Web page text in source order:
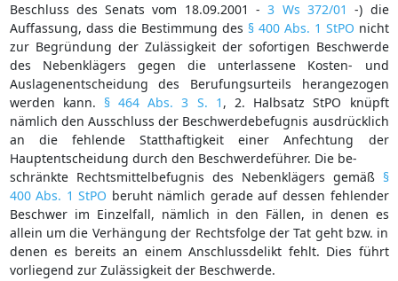
Beschluss des Senats vom 18.09.2001 -3 Ws 372/01 -) die
Auffassung, dass die Bestimmung des § 400 Abs. 1 StPO nicht
zur Begründung der Zulässigkeit der sofortigen Beschwerde
des Nebenklägers gegen die unterlassene Kosten- und
Auslagenentscheidung des Berufungsurteils herangezogen
werden kann. § 464 Abs. 3 S. 1 , 2. Halbsatz StPO knüpft
nämlich den Ausschluss der Beschwerdebefugnis ausdrücklich
an die fehlende Statthaftigkeit einer Anfechtung der
Hauptentscheidung durch den Beschwerdeführer. Die be-
schränkte Rechtsmittelbefugnis des Nebenklägers gemäß §
400 Abs. 1 StPO beruht nämlich gerade auf dessen fehlender
Beschwer im Einzelfall, nämlich in den Fällen, in denen es
allein um die Verhängung der Rechtsfolge der Tat geht bzw. in
denen es bereits an einem Anschlussdelikt fehlt. Dies führt
vorliegend zur Zulässigkeit der Beschwerde.